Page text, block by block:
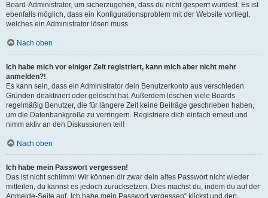
Board-Administrator, um sicherzugehen, dass du nicht gesperrt wurdest. Es ist
ebenfalls möglich, dass ein Konfigurationsproblem mit der Website vorliegt,
welches ein Administrator lösen muss.
Nach oben
Ich habe mich vor einiger Zeit registriert, kann mich aber nicht mehr
anmelden?!
Es kann sein, dass ein Administrator dein Benutzerkonto aus verschieden
Gründen deaktiviert oder gelöscht hat. Außerdem löschen viele Boards
regelmäßig Benutzer, die für längere Zeit keine Beiträge geschrieben haben,
um die Datenbankgröße zu verringern. Registriere dich einfach erneut und
nimm aktiv an den Diskussionen teil!
Nach oben
Ich habe mein Passwort vergessen!
Das ist nicht schlimm! Wir können dir zwar dein altes Passwort nicht wieder
mitteilen, du kannst es jedoch zurücksetzen. Dies machst du, indem du auf der
Anmelde-Seite auf „Ich habe mein Passwort vergessen“ klickst und den